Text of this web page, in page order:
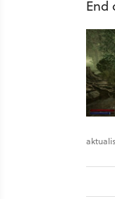
End